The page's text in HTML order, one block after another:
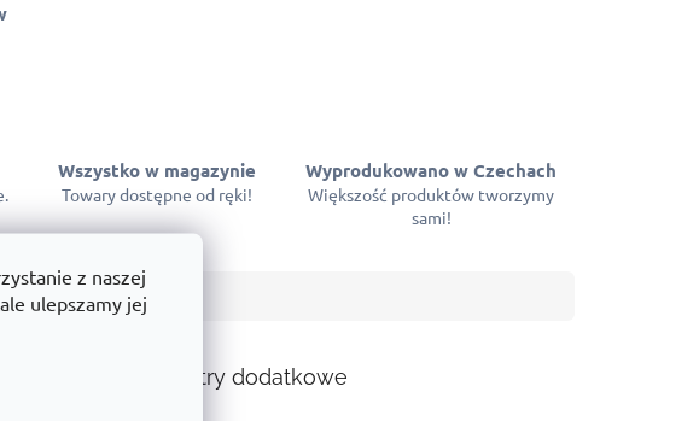
z naszej
ulepszamy jej
Wszystko w magazynie
Towary dostępne od ręki!
Wyprodukowano w Czechach
Większość produktów tworzymy
sami!
Parametry dodatkowe